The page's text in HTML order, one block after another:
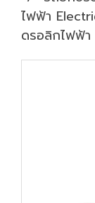
ไฟฟ้า
ดรอลิกไฟฟ้